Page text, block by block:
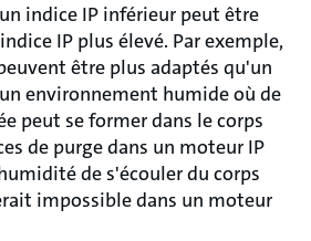
indice IP inférieur peut être
IP plus élevé. Par exemple,
être plus adaptés qu'un
environnement humide où de
peut se former dans le corps
de purge dans un moteur IP
de s'écouler du corps
impossible dans un moteur